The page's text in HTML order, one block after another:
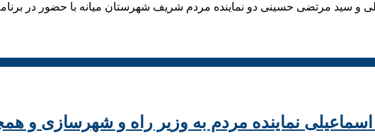
و سید مرتضی حسینی دو نماینده مردم شریف شهرستان میانه با حضور در
اسماعیلی نماینده مردم به وزیر راه و شهرسازی و